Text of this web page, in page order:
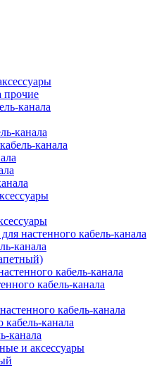
прочие
канала
канала
канала
настенного кабель-канала
канала
кабель-канала
кабель-канала
кабель-канала
кабель-канала
канала
и аксессуары